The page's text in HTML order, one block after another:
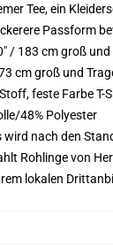
Tee, ein
Passform
/ 183 cm groß
cm groß und
feste Farbe T-
48% Polyester
wird nach den
Rohlinge von
lokalen